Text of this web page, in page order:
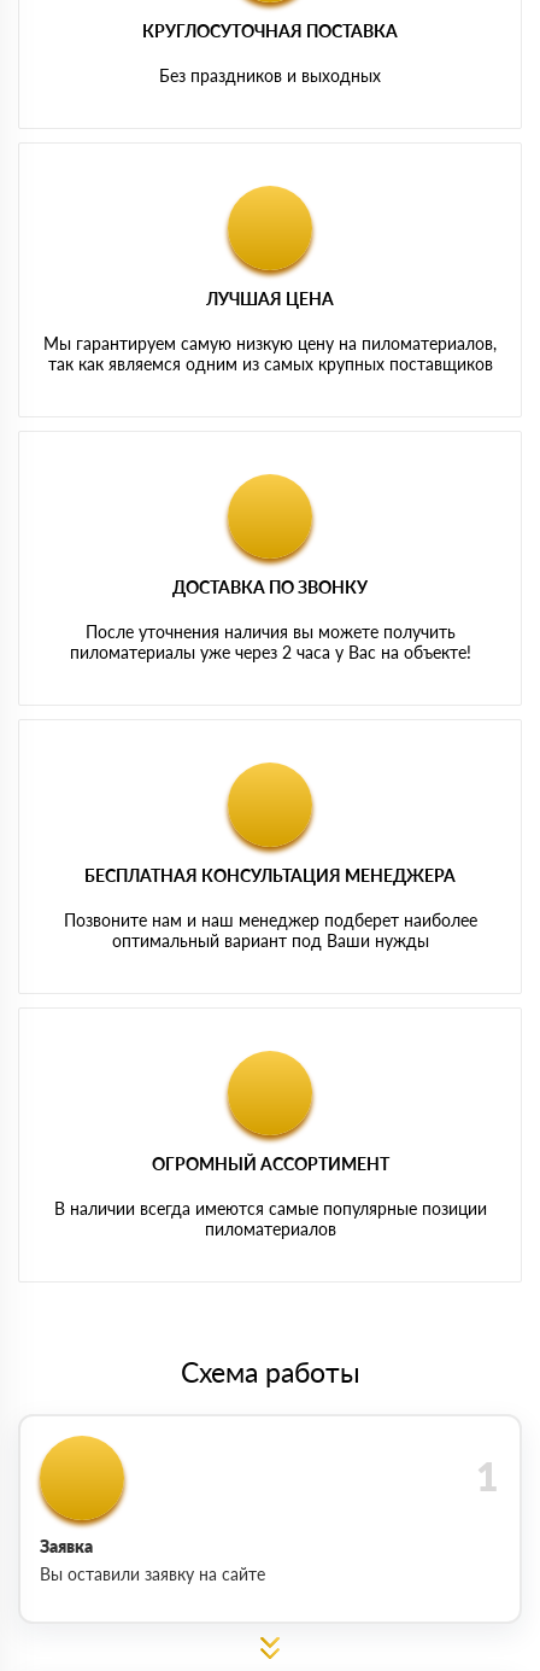
КРУГЛОСУТОЧНАЯ ПОСТАВКА
Без праздников и выходных
ЛУЧШАЯ ЦЕНА
Мы гарантируем самую низкую цену на пиломатериалов,
так как являемся одним из самых крупных поставщиков
ДОСТАВКА ПО ЗВОНКУ
После уточнения наличия вы можете получить
пиломатериалы уже через 2 часа у Вас на объекте!
БЕСПЛАТНАЯ КОНСУЛЬТАЦИЯ МЕНЕДЖЕРА
Позвоните нам и наш менеджер подберет наиболее
оптимальный вариант под Ваши нужды
ОГРОМНЫЙ АССОРТИМЕНТ
В наличии всегда имеются самые популярные позиции
пиломатериалов
Схема работы
Заявка
Вы оставили заявку на сайте